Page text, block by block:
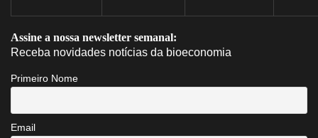
Assine a nossa newsletter semanal:
Receba novidades notícias da bioeconomia
Primeiro Nome
Email